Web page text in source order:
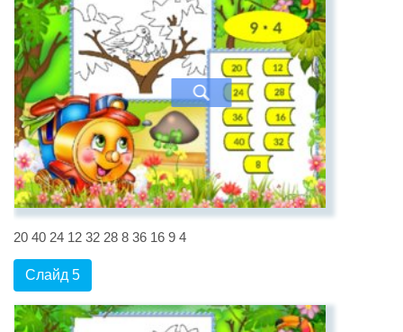
20 40 24 12 32 28 8 36 16 9 4
Слайд 5